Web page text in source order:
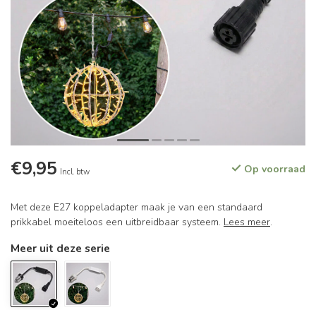
€9,95 Incl. btw Op voorraad
Met deze E27 koppeladapter maak je van een standaard
prikkabel moeiteloos een uitbreidbaar systeem. Lees meer.
Meer uit deze serie